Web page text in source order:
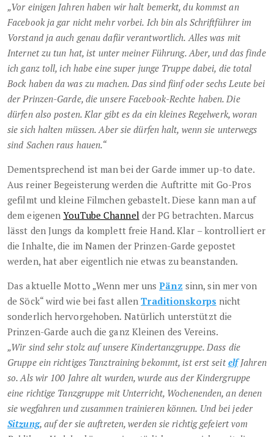
„Vor einigen Jahren haben wir halt bemerkt, du kommst an
Facebook ja gar nicht mehr vorbei. Ich bin als Schriftführer im
Vorstand ja auch genau dafür verantwortlich. Alles was mit
Internet zu tun hat, ist unter meiner Führung. Aber, und das finde
ich ganz toll, ich habe eine super junge Truppe dabei, die total
Bock haben da was zu machen. Das sind fünf oder sechs Leute bei
der Prinzen-Garde, die unsere Facebook-Rechte haben. Die
dürfen also posten. Klar gibt es da ein kleines Regelwerk, woran
sie sich halten müssen. Aber sie dürfen halt, wenn sie unterwegs
sind Sachen raus hauen.“
Dementsprechend ist man bei der Garde immer up-to date.
Aus reiner Begeisterung werden die Auftritte mit Go-Pros
gefilmt und kleine Filmchen gebastelt. Diese kann man auf
dem eigenenYouTube Channel der PG betrachten. Marcus
lässt den Jungs da komplett freie Hand. Klar – kontrolliert er
die Inhalte, die im Namen der Prinzen-Garde gepostet
werden, hat aber eigentlich nie etwas zu beanstanden.
Das aktuelle Motto „Wenn mer unsPänz sinn, sin mer von
de Söck“ wird wie bei fast allenTraditionskorps nicht
sonderlich hervorgehoben. Natürlich unterstützt die
Prinzen-Garde auch die ganz Kleinen des Vereins.
„Wir sind sehr stolz auf unsere Kindertanzgruppe. Dass die
Gruppe ein richtiges Tanztraining bekommt, ist erst seit elfJahren
so. Als wir 100 Jahre alt wurden, wurde aus der Kindergruppe
eine richtige Tanzgruppe mit Unterricht, Wochenenden, an denen
sie wegfahren und zusammen trainieren können. Und bei jeder
Sitzung, auf der sie auftreten, werden sie richtig gefeiert vom